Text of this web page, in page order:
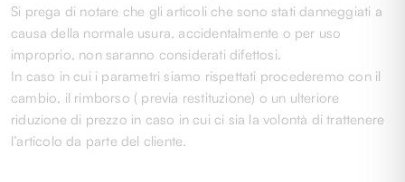
Si prega di notare che gli articoli che sono stati danneggiati a
causa della normale usura, accidentalmente o per uso
improprio, non saranno considerati difettosi.
In caso in cui i parametri siamo rispettati procederemo con il
cambio, il rimborso ( previa restituzione) o un ulteriore
riduzione di prezzo in caso in cui ci sia la volontà di trattenere
l’articolo da parte del cliente.